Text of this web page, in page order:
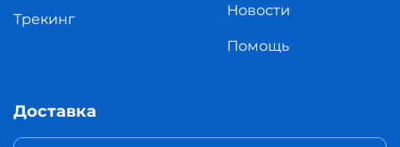
Трекинг
Новости
Помощь
Доставка